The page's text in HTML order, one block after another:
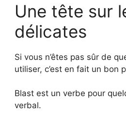
Une tête sur
délicates
Si vous n’êtes pas sûr de
utiliser, c’est en fait un bon
Blast est un verbe pour
verbal.